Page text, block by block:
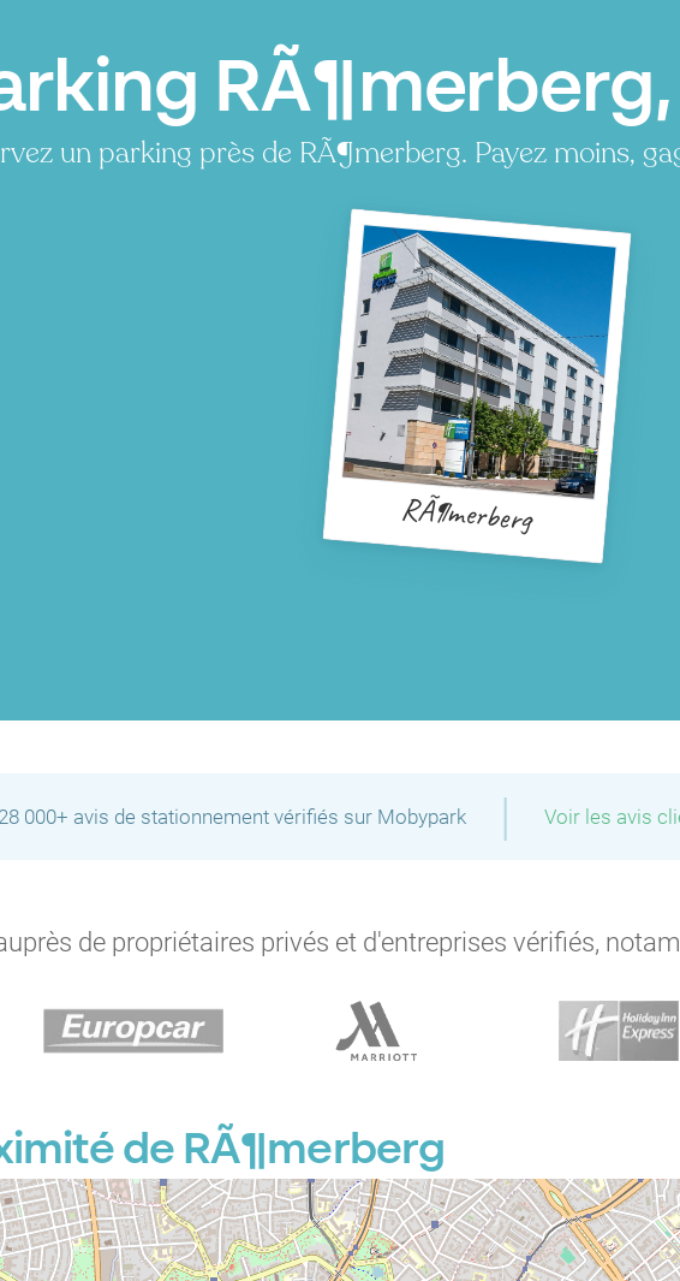
un parking près de RÃ¶merberg. Payez moins,
RÃ¶merberg
000+ avis de stationnement vérifiés sur Mobypark | Voir les avis
de propriétaires privés et d'entreprises vérifiés,
de RÃ¶merberg